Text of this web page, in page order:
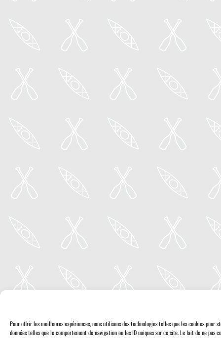
Pour offrir les meilleures expériences, nous utilisons des technologies telles que les cookies
données telles que le comportement de navigation ou les ID uniques sur ce site. Le fait de ne